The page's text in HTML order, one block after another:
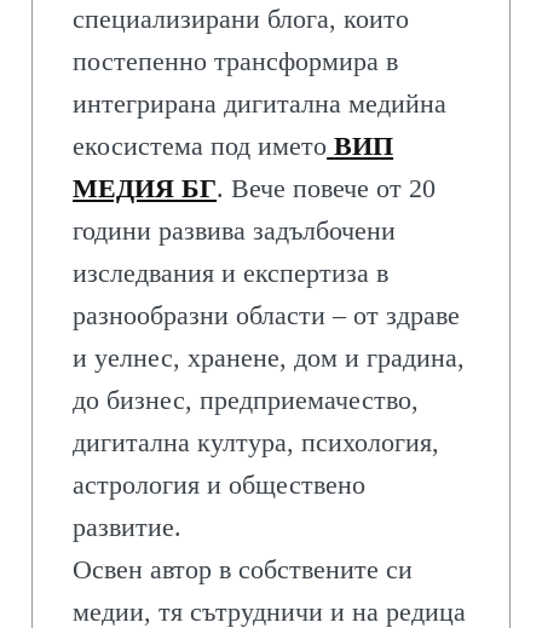
специализирани блога, които
постепенно трансформира в
интегрирана дигитална медийна
екосистема под името ВИП
МЕДИЯ БГ. Вече повече от 20
години развива задълбочени
изследвания и експертиза в
разнообразни области – от здраве
и уелнес, хранене, дом и градина,
до бизнес, предприемачество,
дигитална култура, психология,
астрология и обществено
развитие.
Освен автор в собствените си
медии, тя сътрудничи и на редица